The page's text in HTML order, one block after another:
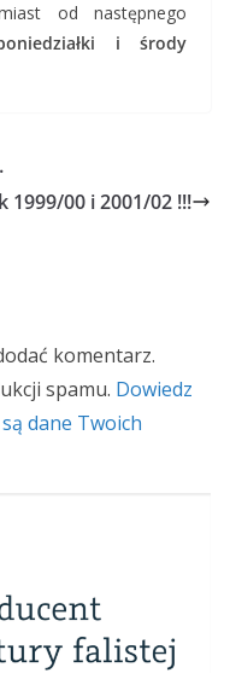
od następnego
i środy
1999/00 i 2001/02 !!!
komentarz.
spamu. Dowiedz
dane Twoich